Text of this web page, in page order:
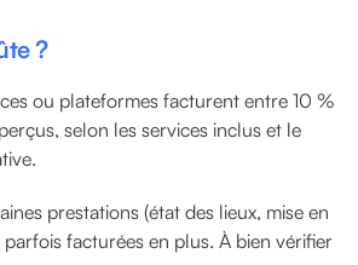
?
ou plateformes facturent entre 10 %
selon les services inclus et le
prestations (état des lieux, mise en
facturées en plus. À bien vérifier